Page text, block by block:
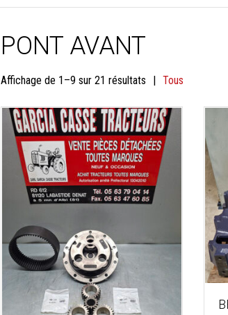
PONT AVANT
Affichage de 1–9 sur 21 résultatsTrié
du
plus
récent
au
plus
Tous